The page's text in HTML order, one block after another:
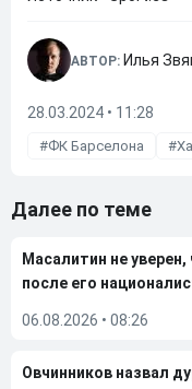
АВТОР: Илья
28.03.2024 • 11:28
ФК Барселона
Далее по теме
Масалитин не
после его
06.08.2026 • 08:26
Овчинников назвал